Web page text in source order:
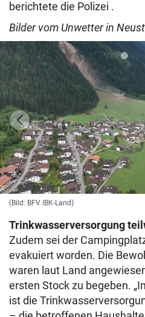
berichtete die Polizei .
Bilder vom Unwetter in
(Bild: BFV IBK-Land)
Trinkwasserversorgung
Zudem sei der
evakuiert worden. Die
waren laut Land
ersten Stock zu begeben.
ist die